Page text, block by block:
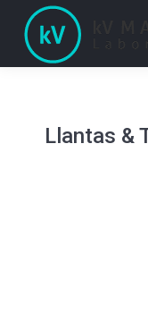
Llantas &